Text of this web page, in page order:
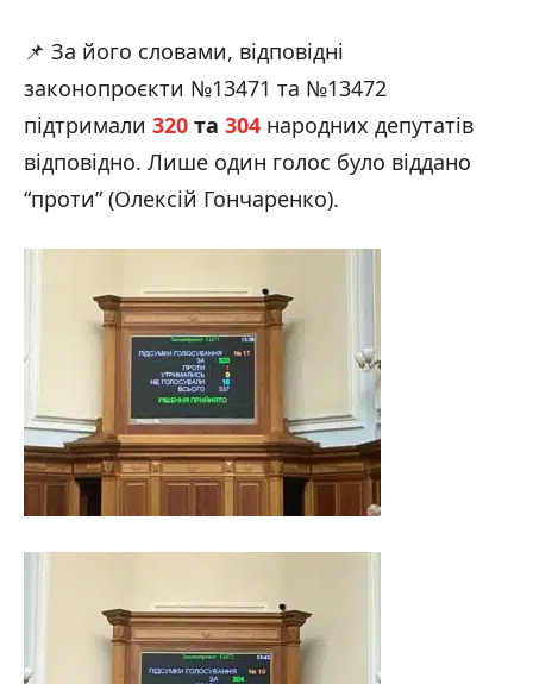
📌 За його словами, відповідні
законопроєкти №13471 та №13472
підтримали 320 та 304 народних депутатів
відповідно. Лише один голос було віддано
“проти” (Олексій Гончаренко).